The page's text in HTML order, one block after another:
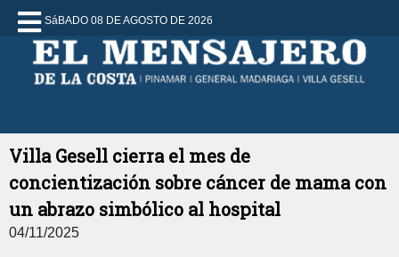
SáBADO 08 DE AGOSTO DE 2026
Villa Gesell cierra el mes de
concientización sobre cáncer de mama con
un abrazo simbólico al hospital
04/11/2025